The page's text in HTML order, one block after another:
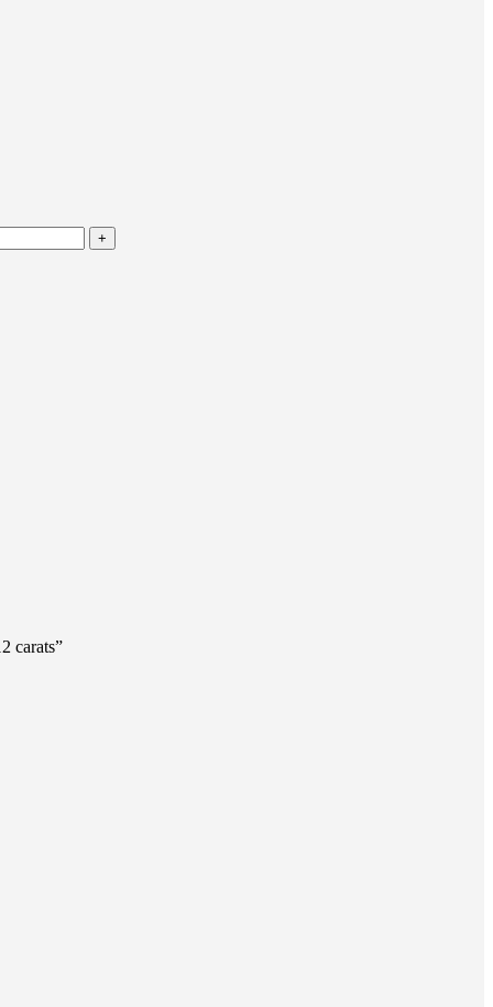
carats”